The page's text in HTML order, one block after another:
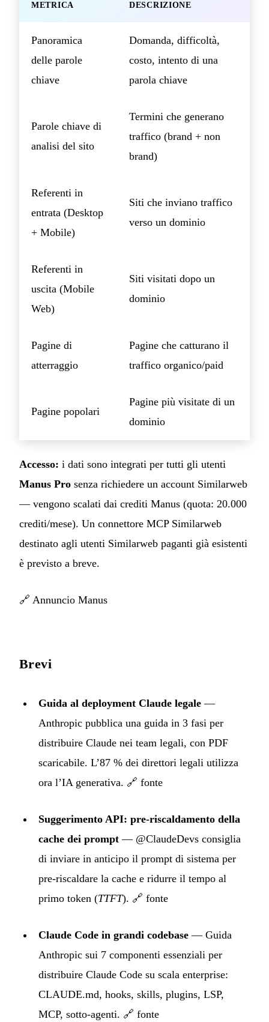
METRICA DESCRIZIONE
Panoramica
delle parole
chiave
Domanda, difficoltà,
costo, intento di una
parola chiave
Parole chiave di
analisi del sito
Termini che generano
traffico (brand + non
brand)
Referenti in
entrata (Desktop
+ Mobile)
Siti che inviano traffico
verso un dominio
Referenti in
uscita (Mobile
Web)
Siti visitati dopo un
dominio
Pagine di
atterraggio
Pagine che catturano il
traffico organico/paid
Pagine popolari
Pagine più visitate di un
dominio
Accesso: i dati sono integrati per tutti gli utenti
Manus Pro senza richiedere un account Similarweb
— vengono scalati dai crediti Manus (quota: 20.000
crediti/mese). Un connettore MCP Similarweb
destinato agli utenti Similarweb paganti già esistenti
è previsto a breve.
🔗 Annuncio Manus
Brevi
Guida al deployment Claude legale —
Anthropic pubblica una guida in 3 fasi per
distribuire Claude nei team legali, con PDF
scaricabile. L’87 % dei direttori legali utilizza
ora l’IA generativa. 🔗 fonte
Suggerimento API: pre-riscaldamento della
cache dei prompt — @ClaudeDevs consiglia
di inviare in anticipo il prompt di sistema per
pre-riscaldare la cache e ridurre il tempo al
primo token (TTFT). 🔗 fonte
Claude Code in grandi codebase — Guida
Anthropic sui 7 componenti essenziali per
distribuire Claude Code su scala enterprise:
CLAUDE.md, hooks, skills, plugins, LSP,
MCP, sotto-agenti. 🔗 fonte